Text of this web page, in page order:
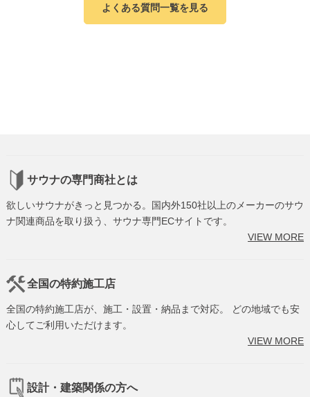
よくある質問一覧を見る
サウナの専門商社とは
欲しいサウナがきっと見つかる。国内外150社以上のメーカーのサウ
ナ関連商品を取り扱う、サウナ専門ECサイトです。
VIEW MORE
全国の特約施工店
全国の特約施工店が、施工・設置・納品まで対応。 どの地域でも安
心してご利用いただけます。
VIEW MORE
設計・建築関係の方へ